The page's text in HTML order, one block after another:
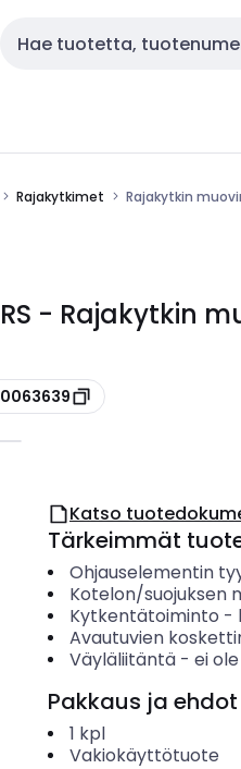
Haku
Rajakytkimet Rajakytkin
- Rajakytkin
Katso
Tärkeimmät
Ohjauselementin
Kotelon/suojuksen
Kytkentätoiminto -
Avautuvien
Väyläliitäntä- ei ole
Pakkaus ja ehdot
1 kpl
Vakiokäyttötuote